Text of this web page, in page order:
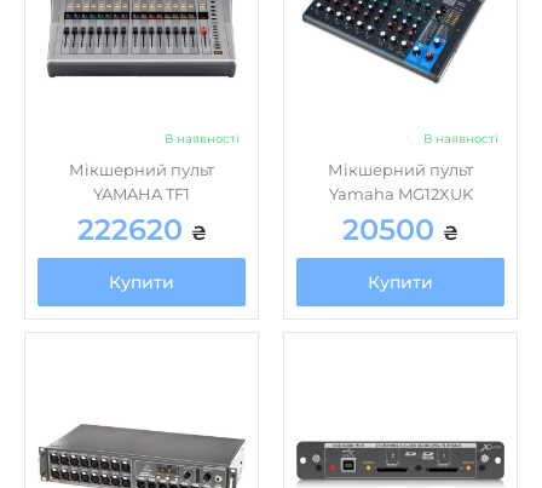
В наявності
Мікшерний пульт
YAMAHA TF1
222620 ₴
Купити
В наявності
Мікшерний пульт
Yamaha MG12XUK
20500 ₴
Купити